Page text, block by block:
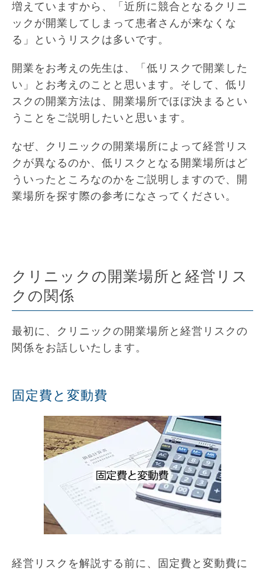
増えていますから、「近所に競合となるクリニ
ックが開業してしまって患者さんが来なくな
る」というリスクは多いです。
開業をお考えの先生は、「低リスクで開業した
い」とお考えのことと思います。そして、低リ
スクの開業方法は、開業場所でほぼ決まるとい
うことをご説明したいと思います。
なぜ、クリニックの開業場所によって経営リス
クが異なるのか、低リスクとなる開業場所はど
ういったところなのかをご説明しますので、開
業場所を探す際の参考になさってください。
クリニックの開業場所と経営リス
クの関係
最初に、クリニックの開業場所と経営リスクの
関係をお話しいたします。
固定費と変動費
経営リスクを解説する前に、固定費と変動費に